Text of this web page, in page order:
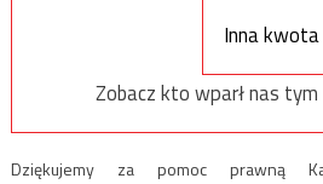
Inna kwota
Zobacz kto wparł nas tym
Dziękujemy za pomoc prawną